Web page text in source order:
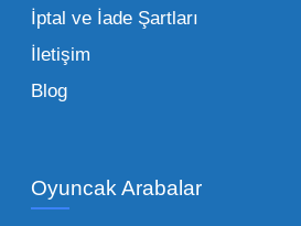
Toptan Oyuncak
kadar zengindir. Bir
İptal ve İade Şartları
İletişim
Blog
Oyuncak Arabalar